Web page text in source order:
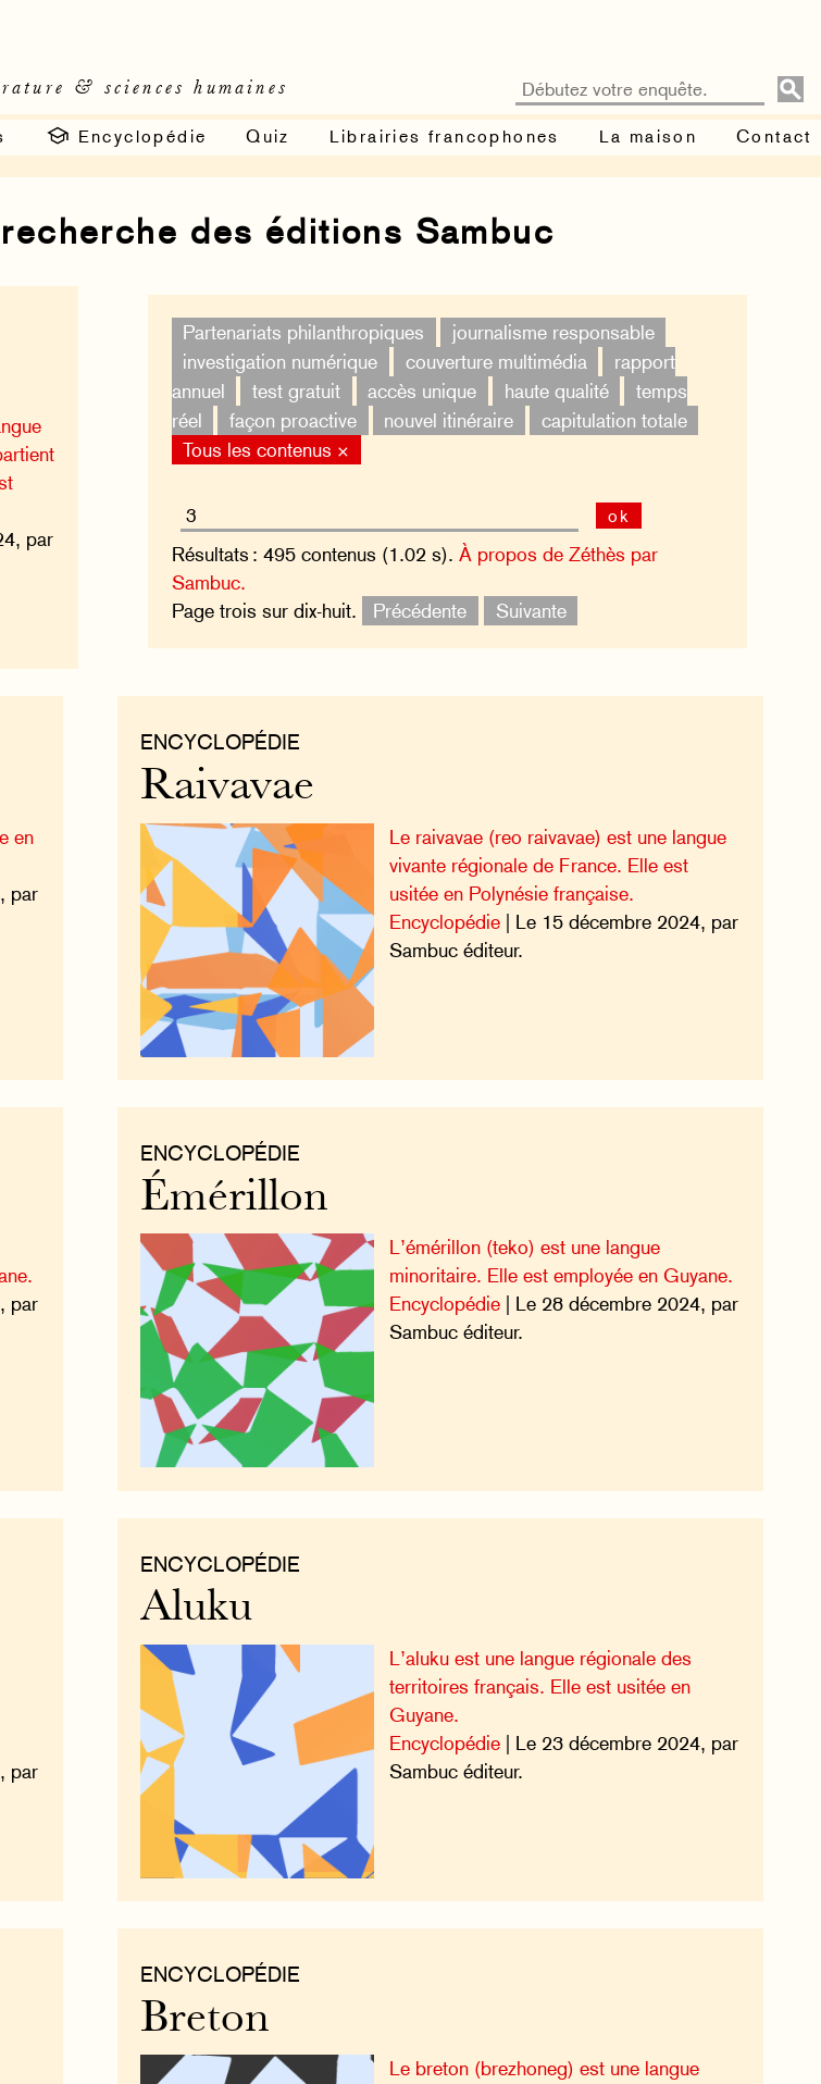
& sciences humaines
Encyclopédie Quiz Librairies francophones La maison Contact
des éditions Sambuc
Partenariats philanthropiques
journalisme responsable
investigation numérique
couverture multimédia
rapport
annuel
test gratuit accès unique haute qualité
temps
réel
façon proactive nouvel itinéraire
capitulation totale
Tous les contenus ×
ok
Résultats : 495 contenus (1.02 s). À propos de Zéthès par
Sambuc.
Page trois sur dix-huit.
Précédente Suivante
par
ENCYCLOPÉDIE
Raivavae
Le raivavae (reo raivavae) est une langue
vivante régionale de France. Elle est
usitée en Polynésie française.
Encyclopédie| Le 15 décembre 2024, par
Sambuc éditeur.
en
par
ENCYCLOPÉDIE
Émérillon
L’émérillon (teko) est une langue
minoritaire. Elle est employée en Guyane.
Encyclopédie| Le 28 décembre 2024, par
Sambuc éditeur.
par
ENCYCLOPÉDIE
Aluku
L’aluku est une langue régionale des
territoires français. Elle est usitée en
Guyane.
Encyclopédie| Le 23 décembre 2024, par
Sambuc éditeur.
par
ENCYCLOPÉDIE
Breton
Le breton (brezhoneg) est une langue